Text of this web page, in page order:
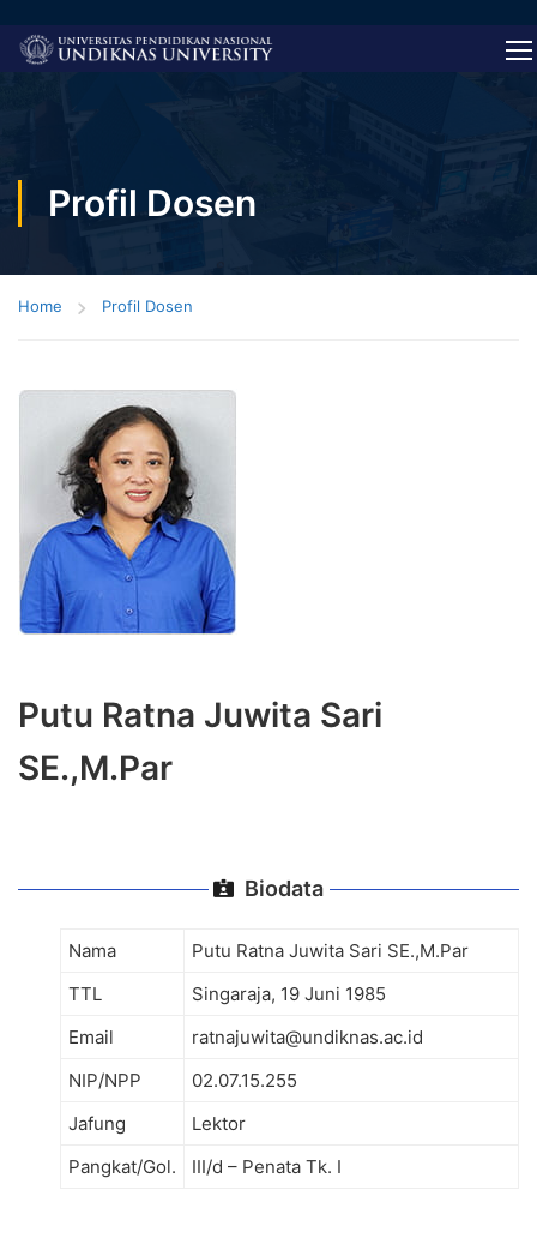
Profil Dosen
Home Profil Dosen
Putu Ratna Juwita Sari
SE.,M.Par
Biodata
Nama
Putu Ratna Juwita Sari SE.,M.Par
TTL
Singaraja, 19 Juni 1985
Email
ratnajuwita@undiknas.ac.id
NIP/NPP
02.07.15.255
Jafung
Lektor
Pangkat/Gol.
III/d – Penata Tk. I